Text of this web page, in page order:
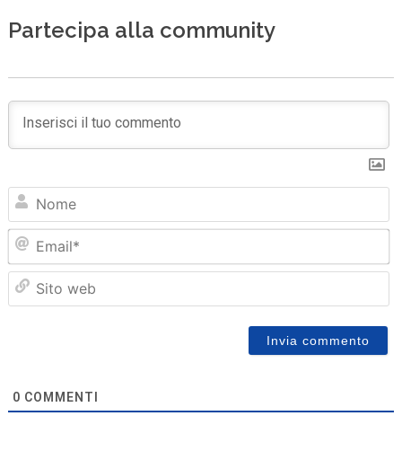
Partecipa alla community
0 COMMENTI